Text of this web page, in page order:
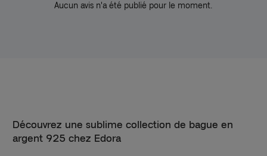
Aucun avis n'a été publié pour le moment.
Découvrez une sublime collection de bague en
argent 925 chez Edora